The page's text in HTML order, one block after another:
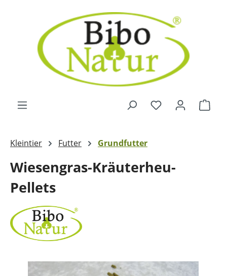
Zum Hauptinhalt springen
Kleintier Futter Grundfutter
Wiesengras-Kräuterheu-
Pellets
Bildergalerie überspringen